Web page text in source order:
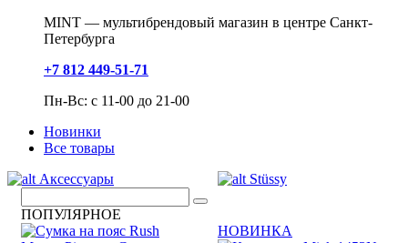
MINT — мультибрендовый магазин в центре Санкт-
Петербурга
+7 812 449-51-71
Пн-Вс: с 11-00 до 21-00
Новинки
Все товары
Аксессуары
Stüssy
ПОПУЛЯРНОЕ
НОВИНКА